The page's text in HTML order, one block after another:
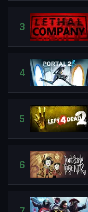
3
4
5
6